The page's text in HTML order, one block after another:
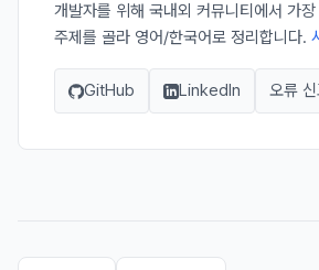
개발자를 위해 국내외 커뮤니티에서 가
주제를 골라 영어/한국어로 정리합니다.
GitHub LinkedIn 오류